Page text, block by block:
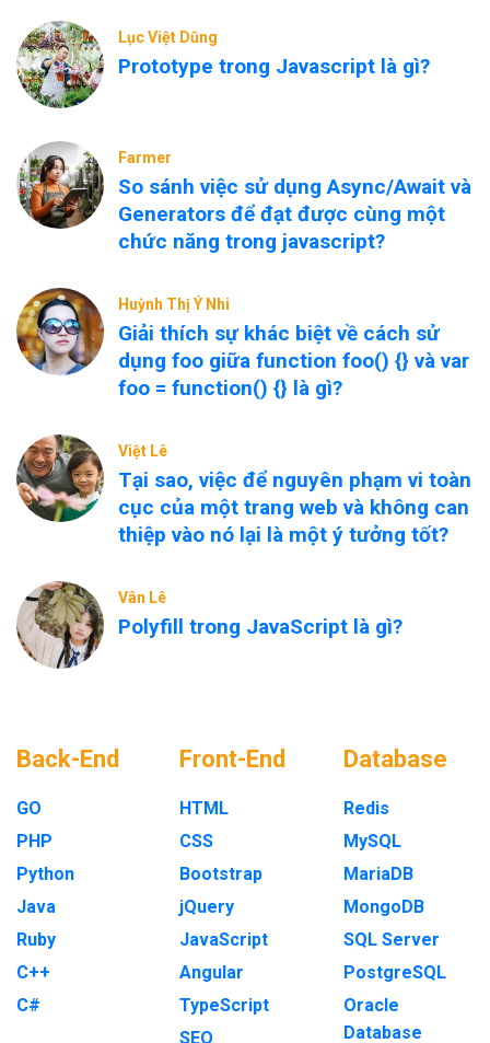
Lục Việt Dũng
Prototype trong Javascript là gì?
Farmer
So sánh việc sử dụng Async/Await và
Generators để đạt được cùng một
chức năng trong javascript?
Huỳnh Thị Ý Nhi
Giải thích sự khác biệt về cách sử
dụng foo giữa function foo() {} và var
foo = function() {} là gì?
Việt Lê
Tại sao, việc để nguyên phạm vi toàn
cục của một trang web và không can
thiệp vào nó lại là một ý tưởng tốt?
Vân Lê
Polyfill trong JavaScript là gì?
Back-End
GO
PHP
Python
Java
Ruby
C++
C#
Front-End
HTML
CSS
Bootstrap
jQuery
JavaScript
Angular
TypeScript
SEO
Database
Redis
MySQL
MariaDB
MongoDB
SQL Server
PostgreSQL
Oracle
Database